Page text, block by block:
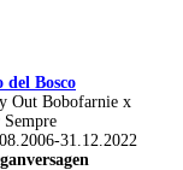
del Bosco
Out Bobofarnie x
31.12.2022